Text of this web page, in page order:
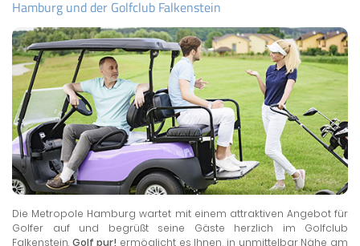
Hamburg und der Golfclub Falkenstein
Die Metropole Hamburg wartet mit einem attraktiven Angebot für
Golfer auf und begrüßt seine Gäste herzlich im Golfclub
Falkenstein. Golf pur! ermöglicht es Ihnen, in unmittelbar Nähe am